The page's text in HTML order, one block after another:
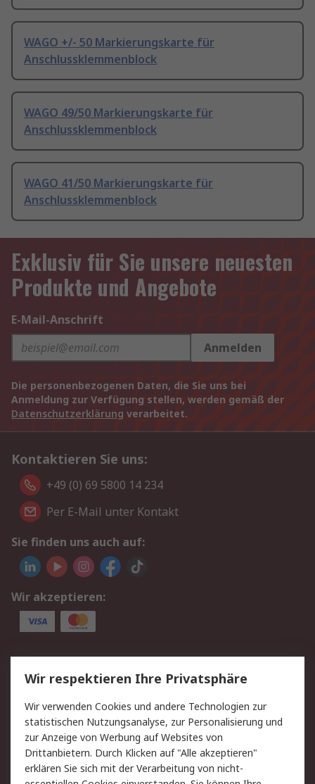
WAGO +/- 50 Markierungskarte für
Anschlussklemmenblock
WAGO 49/50 Markierungskarte für
Anschlussklemmenblock
WAGO 41/50 Markierungskarte für
Anschlussklemmenblock
Exklusiv für Sie unsere neuesten
Produkte und Angebote
E-Mail-Anschrift
Anmelden
Die personenbezogenen Daten, die Sie uns bei
Anmeldung zur Verfügung stellen, werden gemäß der
Datenschutzerklärung verarbeitet.
Kontaktieren Sie uns:
+49 (0) 69 5800 14 234
Per E-Mail unter Kontakt
Sie finden uns auch auf:
Wir akzeptieren:
Service
Value Added Services
Lieferlösungen
Rücksendungen
Kontakt
Hilfe
Privatkunden
Rechtliches
Wir respektieren Ihre Privatsphäre
Wir verwenden Cookies und andere Technologien zur
statistischen Nutzungsanalyse, zur Personalisierung und
zur Anzeige von Werbung auf Websites von
Drittanbietern. Durch Klicken auf "Alle akzeptieren"
erklären Sie sich mit der Verarbeitung von nicht-